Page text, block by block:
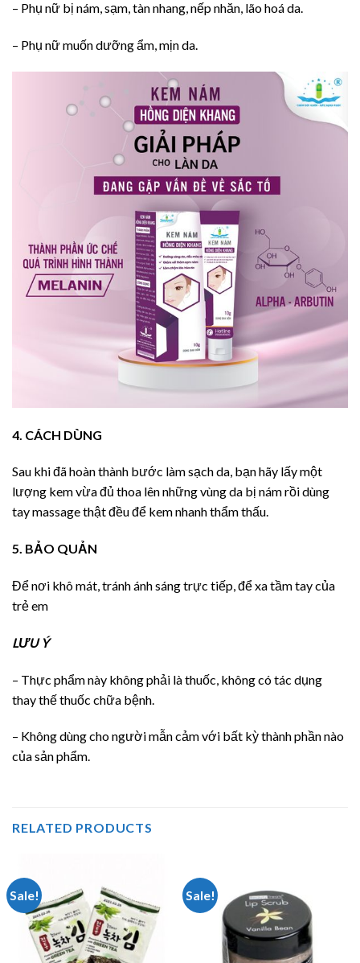
– Phụ nữ bị nám, sạm, tàn nhang, nếp nhăn, lão hoá da.
– Phụ nữ muốn dưỡng ẩm, mịn da.
4. CÁCH DÙNG
Sau khi đã hoàn thành bước làm sạch da, bạn hãy lấy một
lượng kem vừa đủ thoa lên những vùng da bị nám rồi dùng
tay massage thật đều để kem nhanh thẩm thấu.
5. BẢO QUẢN
Để nơi khô mát, tránh ánh sáng trực tiếp, để xa tầm tay của
trẻ em
LƯU Ý
– Thực phẩm này không phải là thuốc, không có tác dụng
thay thế thuốc chữa bệnh.
– Không dùng cho người mẫn cảm với bất kỳ thành phần nào
của sản phẩm.
RELATED PRODUCTS
Sale! Sale!